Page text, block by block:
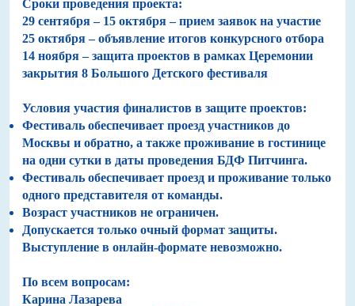
Сроки проведения проекта:
29 сентября – 15 октября– прием заявок на участие
25 октября– объявление итогов конкурсного отбора
14 ноября– защита проектов в рамках Церемонии
закрытия 8 Большого Детского фестиваля
Условия участия финалистов в защите проектов:
Фестиваль обеспечивает проезд участников до
Москвы и обратно, а также проживание в гостинице
на одни сутки в даты проведения БДФ Питчинга.
Фестиваль обеспечивает проезд и проживание только
одного представителя от команды.
Возраст участников не ограничен.
Допускается только очный формат защиты.
Выступление в онлайн-формате невозможно.
По всем вопросам:
Карина Лазарева